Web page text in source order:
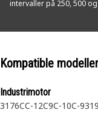
intervaller på 250, 500
Kompatible modeller
Industrimotor
3176CC-12C9C-10C-9